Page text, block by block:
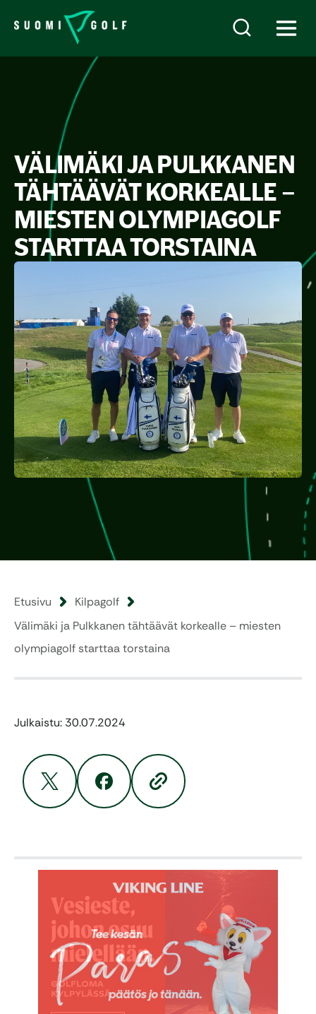
VÄLIMÄKI JA PULKKANEN
TÄHTÄÄVÄT KORKEALLE –
MIESTEN OLYMPIAGOLF
STARTTAA TORSTAINA
Etusivu
Kilpagolf
Välimäki ja Pulkkanen tähtäävät korkealle – miesten
olympiagolf starttaa torstaina
Julkaistu: 30.07.2024